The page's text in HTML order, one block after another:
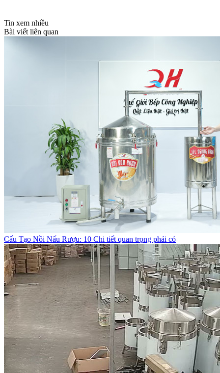
Tin xem nhiều
Bài viết liên quan
Cấu Tạo Nồi Nấu Rượu: 10 Chi tiết quan trọng phải có